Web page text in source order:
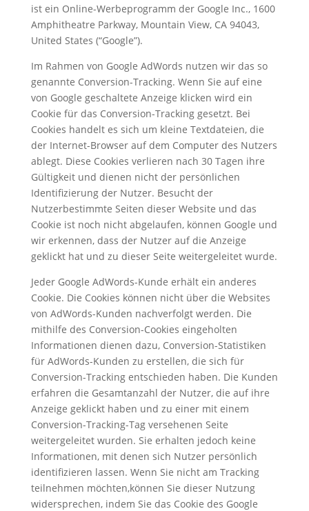
ist ein Online-Werbeprogramm der Google Inc., 1600
Amphitheatre Parkway, Mountain View, CA 94043,
United States (“Google”).
Im Rahmen von Google AdWords nutzen wir das so
genannte Conversion-Tracking. Wenn Sie auf eine
von Google geschaltete Anzeige klicken wird ein
Cookie für das Conversion-Tracking gesetzt. Bei
Cookies handelt es sich um kleine Textdateien, die
der Internet-Browser auf dem Computer des Nutzers
ablegt. Diese Cookies verlieren nach 30 Tagen ihre
Gültigkeit und dienen nicht der persönlichen
Identifizierung der Nutzer. Besucht der
Nutzerbestimmte Seiten dieser Website und das
Cookie ist noch nicht abgelaufen, können Google und
wir erkennen, dass der Nutzer auf die Anzeige
geklickt hat und zu dieser Seite weitergeleitet wurde.
Jeder Google AdWords-Kunde erhält ein anderes
Cookie. Die Cookies können nicht über die Websites
von AdWords-Kunden nachverfolgt werden. Die
mithilfe des Conversion-Cookies eingeholten
Informationen dienen dazu, Conversion-Statistiken
für AdWords-Kunden zu erstellen, die sich für
Conversion-Tracking entschieden haben. Die Kunden
erfahren die Gesamtanzahl der Nutzer, die auf ihre
Anzeige geklickt haben und zu einer mit einem
Conversion-Tracking-Tag versehenen Seite
weitergeleitet wurden. Sie erhalten jedoch keine
Informationen, mit denen sich Nutzer persönlich
identifizieren lassen. Wenn Sie nicht am Tracking
teilnehmen möchten,können Sie dieser Nutzung
widersprechen, indem Sie das Cookie des Google